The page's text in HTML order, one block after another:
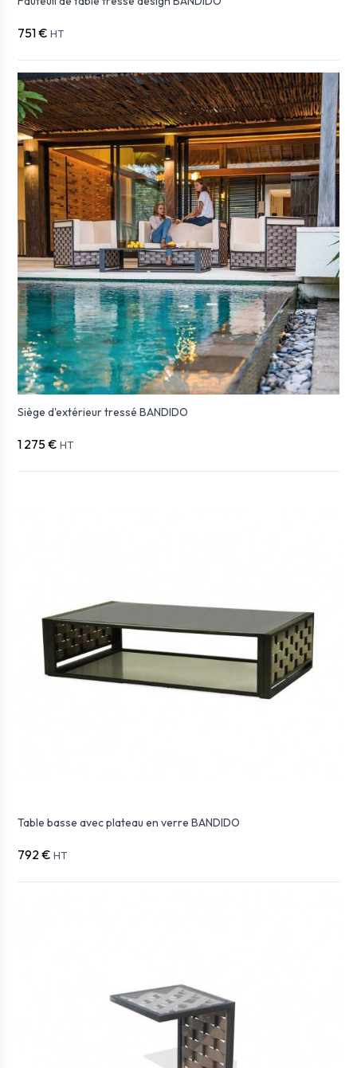
751 € HT
Siège d'extérieur tressé BANDIDO
1 275 € HT
Table basse avec plateau en verre BANDIDO
792 € HT